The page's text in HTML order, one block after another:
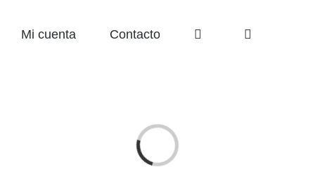
Mi cuenta Contacto
Cargando...